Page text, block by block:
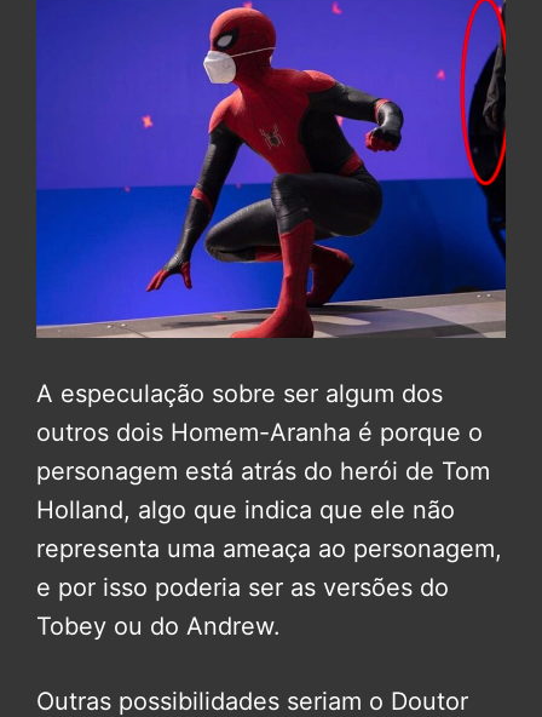
A especulação sobre ser algum dos
outros dois Homem-Aranha é porque o
personagem está atrás do herói de Tom
Holland, algo que indica que ele não
representa uma ameaça ao personagem,
e por isso poderia ser as versões do
Tobey ou do Andrew.
Outras possibilidades seriam o Doutor